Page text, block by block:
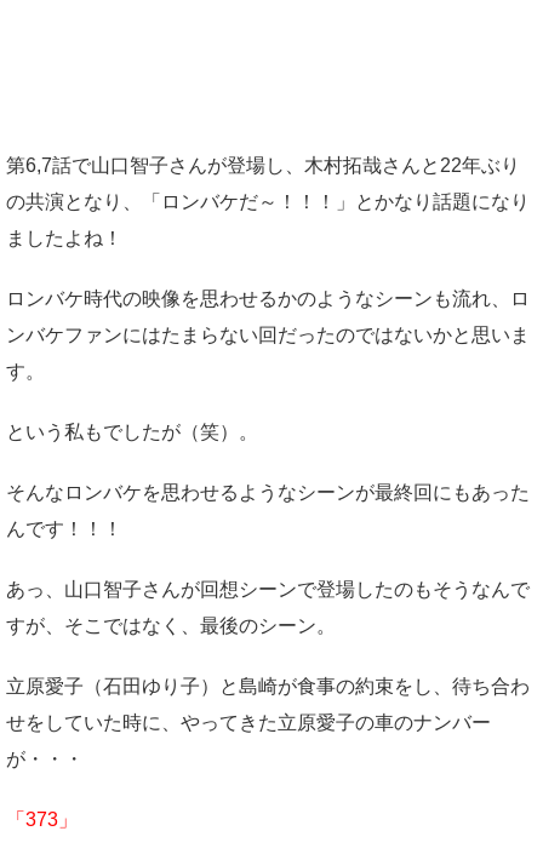
第6,7話で山口智子さんが登場し、木村拓哉さんと22年ぶり
の共演となり、「ロンバケだ～！！！」とかなり話題になり
ましたよね！
ロンバケ時代の映像を思わせるかのようなシーンも流れ、ロ
ンバケファンにはたまらない回だったのではないかと思いま
す。
という私もでしたが（笑）。
そんなロンバケを思わせるようなシーンが最終回にもあった
んです！！！
あっ、山口智子さんが回想シーンで登場したのもそうなんで
すが、そこではなく、最後のシーン。
立原愛子（石田ゆり子）と島崎が食事の約束をし、待ち合わ
せをしていた時に、やってきた立原愛子の車のナンバー
が・・・
「373」